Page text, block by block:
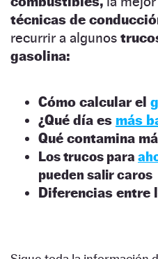
técnicas de
recurrir a algunos
gasolina:
Cómo calcular el
¿Qué día es más
Qué contamina
Los trucos para
pueden salir caros
Diferencias entre